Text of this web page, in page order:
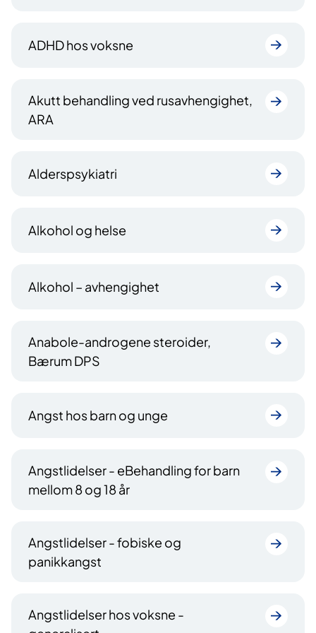
ADHD hos voksne
Akutt behandling ved rusavhengighet,
ARA
Alderspsykiatri
Alkohol og helse
Alkohol – avhengighet
Anabole-androgene steroider,
Bærum DPS
Angst hos barn og unge
Angstlidelser - eBehandling for barn
mellom 8 og 18 år
Angstlidelser - fobiske og
panikkangst
Angstlidelser hos voksne -